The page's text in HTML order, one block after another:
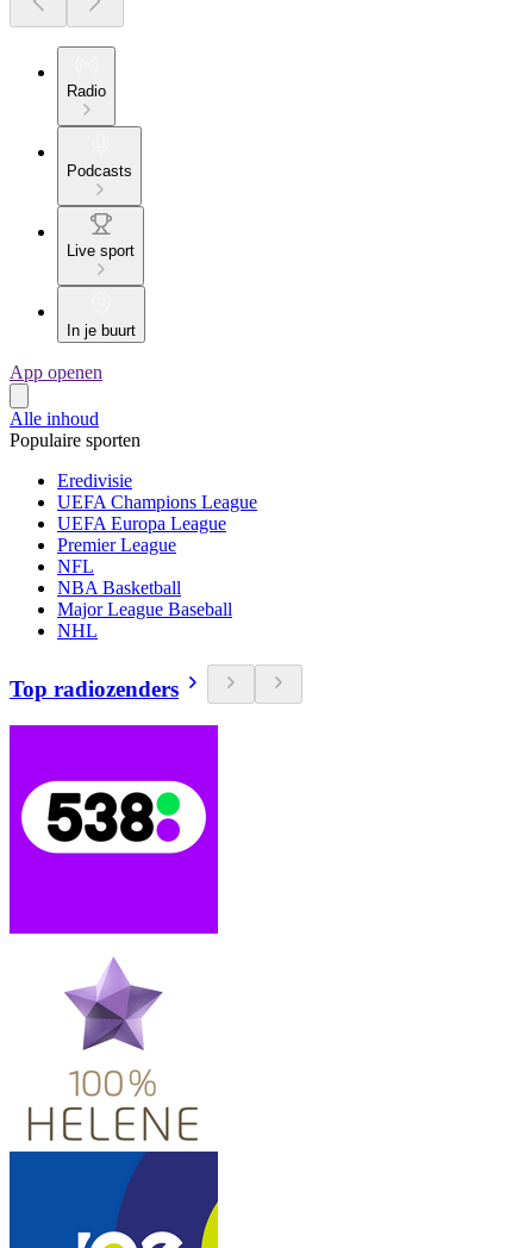
Radio
Podcasts
Live sport
In je buurt
App openen
Alle inhoud
Populaire sporten
Eredivisie
UEFA Champions League
UEFA Europa League
Premier League
NFL
NBA Basketball
Major League Baseball
NHL
Top radiozenders